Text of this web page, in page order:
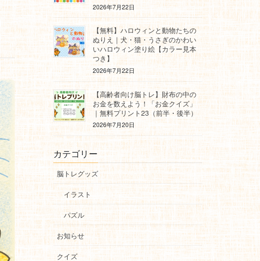
2026年7月22日
【無料】ハロウィンと動物たちの
ぬりえ｜犬・猫・うさぎのかわい
いハロウィン塗り絵【カラー見本
つき】
2026年7月22日
【高齢者向け脳トレ】財布の中の
お金を数えよう！「お金クイズ」
｜無料プリント23（前半・後半）
2026年7月20日
カテゴリー
脳トレグッズ
イラスト
パズル
お知らせ
クイズ